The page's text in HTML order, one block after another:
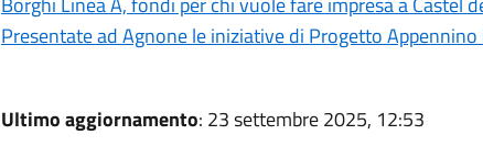
Presentate ad Agnone le iniziative di Progetto
Ultimo aggiornamento: 23 settembre 2025, 12:53